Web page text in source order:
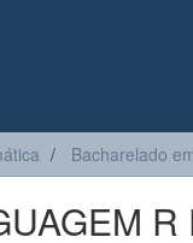
Bacharelado